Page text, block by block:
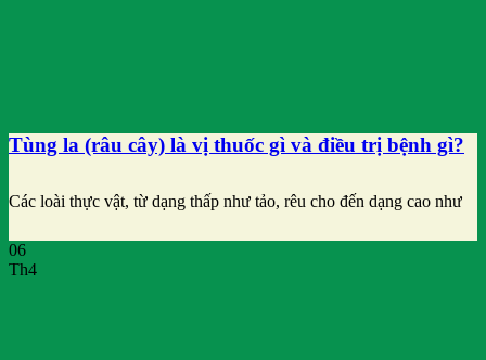
Tùng la (râu cây) là vị thuốc gì và điều trị bệnh gì?
Các loài thực vật, từ dạng thấp như tảo, rêu cho đến dạng cao như
06
Th4